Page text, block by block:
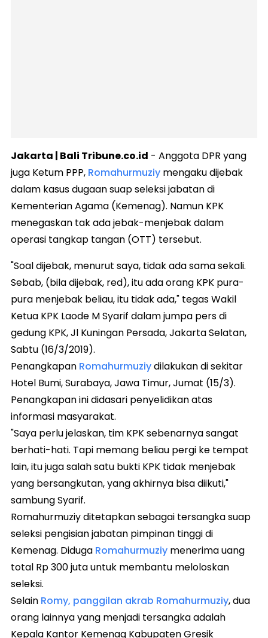
Jakarta | Bali Tribune.co.id - Anggota DPR yang
juga Ketum PPP, Romahurmuziy mengaku dijebak
dalam kasus dugaan suap seleksi jabatan di
Kementerian Agama (Kemenag). Namun KPK
menegaskan tak ada jebak-menjebak dalam
operasi tangkap tangan (OTT) tersebut.
"Soal dijebak, menurut saya, tidak ada sama sekali.
Sebab, (bila dijebak, red), itu ada orang KPK pura-
pura menjebak beliau, itu tidak ada," tegas Wakil
Ketua KPK Laode M Syarif dalam jumpa pers di
gedung KPK, Jl Kuningan Persada, Jakarta Selatan,
Sabtu (16/3/2019).
Penangkapan Romahurmuziydilakukan di sekitar
Hotel Bumi, Surabaya, Jawa Timur, Jumat (15/3).
Penangkapan ini didasari penyelidikan atas
informasi masyarakat.
"Saya perlu jelaskan, tim KPK sebenarnya sangat
berhati-hati. Tapi memang beliau pergi ke tempat
lain, itu juga salah satu bukti KPK tidak menjebak
yang bersangkutan, yang akhirnya bisa diikuti,"
sambung Syarif.
Romahurmuziy ditetapkan sebagai tersangka suap
seleksi pengisian jabatan pimpinan tinggi di
Kemenag. Diduga Romahurmuziy menerima uang
total Rp 300 juta untuk membantu meloloskan
seleksi.
Selain Romy, panggilan akrab Romahurmuziy, dua
orang lainnya yang menjadi tersangka adalah
Kepala Kantor Kemenag Kabupaten Gresik